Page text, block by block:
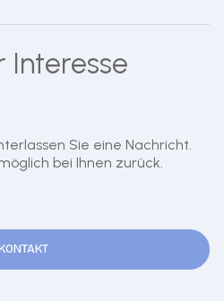
Interesse
Sie eine Nachricht.
bei Ihnen zurück.